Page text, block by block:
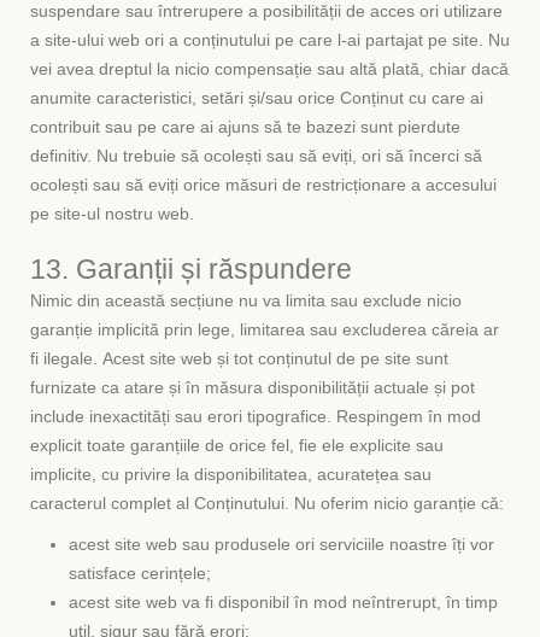
suspendare sau întrerupere a posibilității de acces ori utilizare
a site-ului web ori a conținutului pe care l-ai partajat pe site. Nu
vei avea dreptul la nicio compensație sau altă plată, chiar dacă
anumite caracteristici, setări și/sau orice Conținut cu care ai
contribuit sau pe care ai ajuns să te bazezi sunt pierdute
definitiv. Nu trebuie să ocolești sau să eviți, ori să încerci să
ocolești sau să eviți orice măsuri de restricționare a accesului
pe site-ul nostru web.
13. Garanții și răspundere
Nimic din această secțiune nu va limita sau exclude nicio
garanție implicită prin lege, limitarea sau excluderea căreia ar
fi ilegale. Acest site web și tot conținutul de pe site sunt
furnizate ca atare și în măsura disponibilității actuale și pot
include inexactități sau erori tipografice. Respingem în mod
explicit toate garanțiile de orice fel, fie ele explicite sau
implicite, cu privire la disponibilitatea, acuratețea sau
caracterul complet al Conținutului. Nu oferim nicio garanție că:
acest site web sau produsele ori serviciile noastre îți vor
satisface cerințele;
acest site web va fi disponibil în mod neîntrerupt, în timp
util, sigur sau fără erori;